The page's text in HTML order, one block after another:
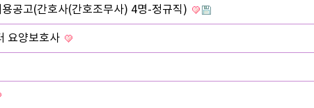
공고(간호사(간호조무사) 4명-정규직)
요양보호사